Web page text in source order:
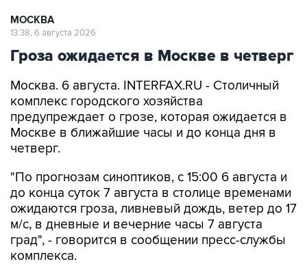
МОСКВА
13:38, 6 августа 2026
Гроза ожидается в Москве в четверг
Москва. 6 августа. INTERFAX.RU - Столичный
комплекс городского хозяйства
предупреждает о грозе, которая ожидается в
Москве в ближайшие часы и до конца дня в
четверг.
"По прогнозам синоптиков, с 15:00 6 августа и
до конца суток 7 августа в столице временами
ожидаются гроза, ливневый дождь, ветер до 17
м/с, в дневные и вечерние часы 7 августа
град", - говорится в сообщении пресс-службы
комплекса.